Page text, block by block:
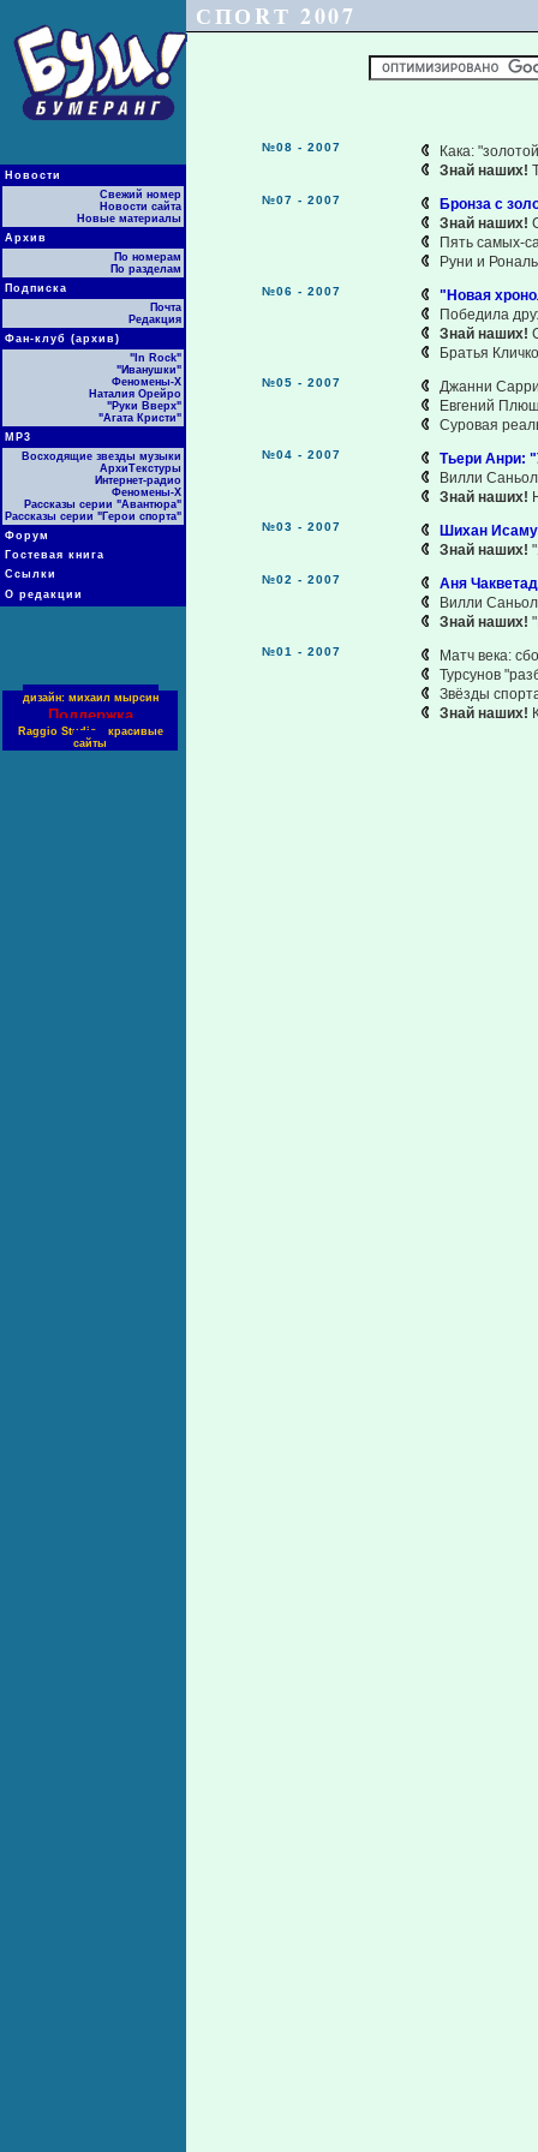
Новости
Свежий номер
Новости сайта
Новые материалы
Архив
По номерам
По разделам
Подписка
Почта
Редакция
Фан-клуб (архив)
"In Rock"
"Иванушки"
Феномены-Х
Наталия Орейро
"Руки Вверх"
"Агата Кристи"
МР3
Восходящие звезды музыки
АрхиТекстуры
Интернет-радио
Феномены-Х
Рассказы серии "Авантюра"
Рассказы серии "Герои спорта"
Форум
Гостевая книга
Ссылки
О редакции
дизайн: михаил мырсин
Поддержка
Raggio Studio - красивые
сайты
СПОRТ 2007
№08 - 2007
Кака:
Знай наших!
№07 - 2007
Бронза с
Знай наших!
Пять самых-
Руни и
№06 - 2007
"Новая
Победила
Знай наших!
Братья
№05 - 2007
Джанни
Евгений
Суровая
№04 - 2007
Тьери Анри:
Вилли
Знай наших!
№03 - 2007
Шихан Исаму
Знай наших!
№02 - 2007
Аня
Вилли
Знай наших!
№01 - 2007
Матч века:
Турсунов
Звёзды
Знай наших!